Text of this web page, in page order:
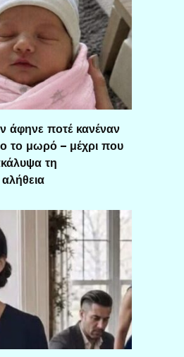
άφηνε ποτέ κανέναν
το μωρό – μέχρι που
τη